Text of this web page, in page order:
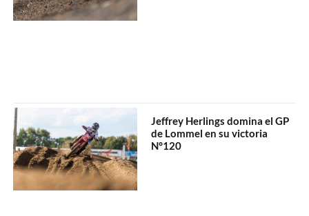
Jeffrey Herlings domina el GP
de Lommel en su victoria
N°120